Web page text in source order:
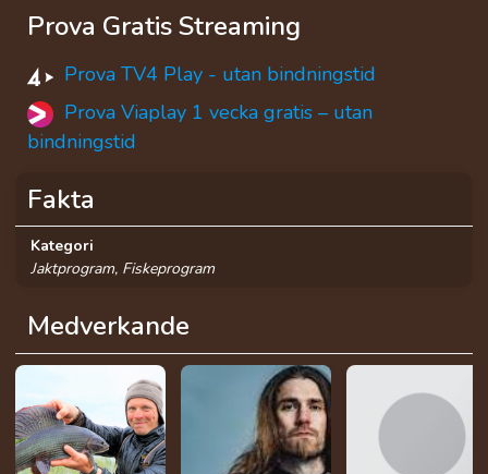
Prova Gratis Streaming
Prova TV4 Play - utan bindningstid
Prova Viaplay 1 vecka gratis – utan
bindningstid
Medverkande
Fakta
Kategori
Jaktprogram, Fiskeprogram